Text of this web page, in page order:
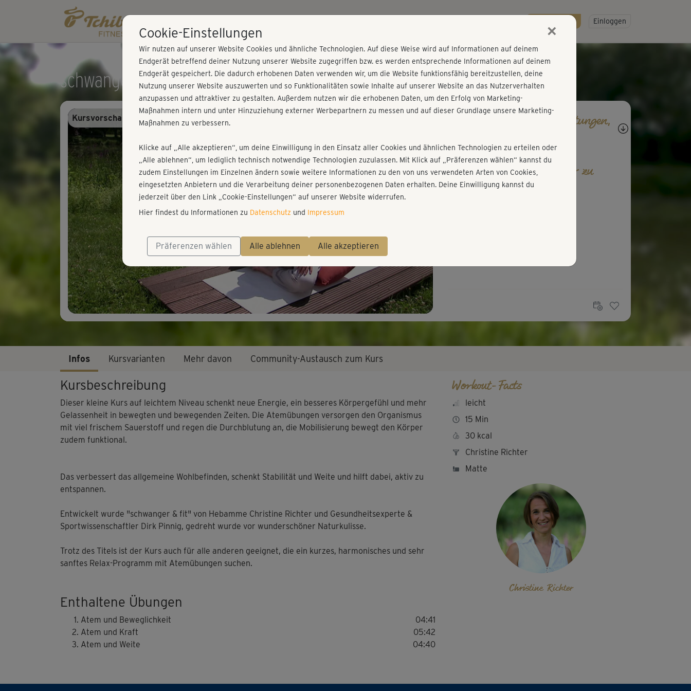
Gratis testen! Einloggen
schwanger & fit - Atem und Weite
Play
Video
Kursvorschau - Anmelden und alles trainieren!
Fragen, Antworten, Bewertungen,
Gib den ersten Kommentar zu
diesem Kurs ab!
Infos Kursvarianten Mehr davon Community-Austausch zum Kurs
Kursbeschreibung
Dieser kleine Kurs auf leichtem Niveau schenkt neue Energie, ein besseres Körpergefühl und mehr
Gelassenheit in bewegten und bewegenden Zeiten. Die Atemübungen versorgen den Organismus
mit viel frischem Sauerstoff und regen die Durchblutung an, die Mobilisierung bewegt den Körper
zudem funktional.
Das verbessert das allgemeine Wohlbefinden, schenkt Stabilität und Weite und hilft dabei, aktiv zu
entspannen.
Entwickelt wurde "schwanger & fit" von Hebamme Christine Richter und Gesundheitsexperte &
Sportwissenschaftler Dirk Pinnig, gedreht wurde vor wunderschöner Naturkulisse.
Trotz des Titels ist der Kurs auch für alle anderen geeignet, die ein kurzes, harmonisches und sehr
sanftes Relax-Programm mit Atemübungen suchen.
Enthaltene Übungen
Atem und Beweglichkeit
04:41
Atem und Kraft
05:42
Atem und Weite
04:40
Workout-Facts
leicht
15 Min
30 kcal
Christine Richter
Matte
Christine Richter
Cookie-Einstellungen ×
Wir nutzen auf unserer Website Cookies und ähnliche Technologien. Auf diese Weise wird auf Informationen auf deinem
Endgerät betreffend deiner Nutzung unserer Website zugegriffen bzw. es werden entsprechende Informationen auf deinem
Endgerät gespeichert. Die dadurch erhobenen Daten verwenden wir, um die Website funktionsfähig bereitzustellen, deine
Nutzung unserer Website auszuwerten und so Funktionalitäten sowie Inhalte auf unserer Website an das Nutzerverhalten
anzupassen und attraktiver zu gestalten. Außerdem nutzen wir die erhobenen Daten, um den Erfolg von Marketing-
Maßnahmen intern und unter Hinzuziehung externer Werbepartnern zu messen und auf dieser Grundlage unsere Marketing-
Maßnahmen zu verbessern.
Klicke auf „Alle akzeptieren“, um deine Einwilligung in den Einsatz aller Cookies und ähnlichen Technologien zu erteilen oder
„Alle ablehnen“, um lediglich technisch notwendige Technologien zuzulassen. Mit Klick auf „Präferenzen wählen“ kannst du
zudem Einstellungen im Einzelnen ändern sowie weitere Informationen zu den von uns verwendeten Arten von Cookies,
eingesetzten Anbietern und die Verarbeitung deiner personenbezogenen Daten erhalten. Deine Einwilligung kannst du
jederzeit über den Link „Cookie-Einstellungen“ auf unserer Website widerrufen.
Hier findest du Informationen zu Datenschutz und Impressum
Präferenzen wählen Alle ablehnen Alle akzeptieren